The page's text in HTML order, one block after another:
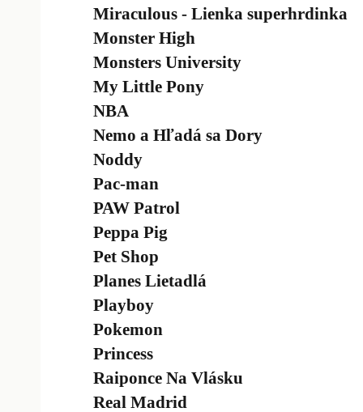
Miraculous - Lienka superhrdinka
Monster High
Monsters University
My Little Pony
NBA
Nemo a Hľadá sa Dory
Noddy
Pac-man
PAW Patrol
Peppa Pig
Pet Shop
Planes Lietadlá
Playboy
Pokemon
Princess
Raiponce Na Vlásku
Real Madrid